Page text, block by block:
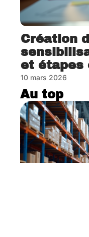
Création
et étapes
10 mars 2026
Au top